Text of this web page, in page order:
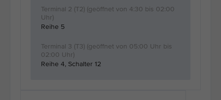
Reihe 5
Reihe 4, Schalter 12